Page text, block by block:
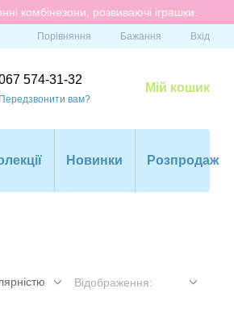
комбінезони, розвиваючі іграшки.
Порівняння Бажання Вхід
574-31-32
Передзвонити вам?
Мій кошик
Новинки Розпродаж
Відображення: